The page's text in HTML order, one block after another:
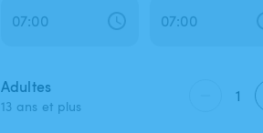
Adultes
13 ans et plus
1